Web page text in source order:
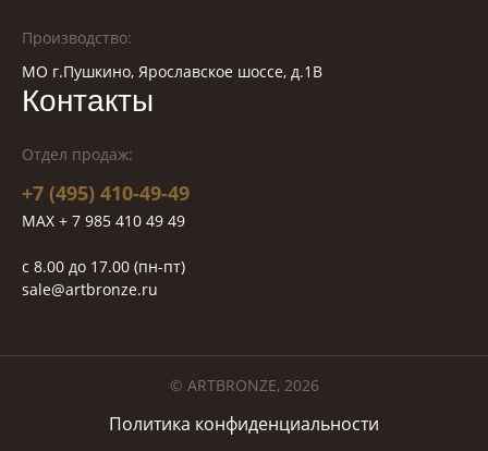
Производство:
МО г.Пушкино, Ярославское шоссе, д.1В
Контакты
Отдел продаж:
+7 (495) 410-49-49
MAX + 7 985 410 49 49
c 8.00 до 17.00 (пн-пт)
sale@artbronze.ru
© ARTBRONZE, 2026
Политика конфиденциальности